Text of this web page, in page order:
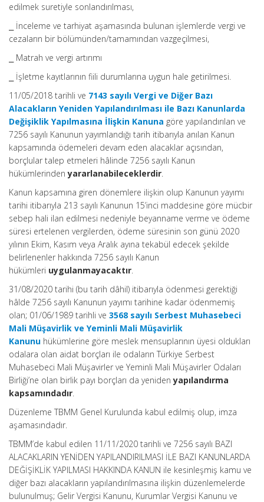
edilmek suretiyle sonlandırılması,
⎯ İnceleme ve tarhiyat aşamasında bulunan işlemlerde vergi ve
cezaların bir bölümünden/tamamından vazgeçilmesi,
⎯ Matrah ve vergi artırımı
⎯ İşletme kayıtlarının fiili durumlarına uygun hale getirilmesi.
11/05/2018 tarihli ve 7143 sayılı Vergi ve Diğer Bazı
Alacakların Yeniden Yapılandırılması ile Bazı Kanunlarda
Değişiklik Yapılmasına İlişkin Kanuna göre yapılandırılan ve
7256 sayılı Kanunun yayımlandığı tarih itibarıyla anılan Kanun
kapsamında ödemeleri devam eden alacaklar açısından,
borçlular talep etmeleri hâlinde 7256 sayılı Kanun
hükümlerindenyararlanabileceklerdir.
Kanun kapsamına giren dönemlere ilişkin olup Kanunun yayımı
tarihi itibarıyla 213 sayılı Kanunun 15’inci maddesine göre mücbir
sebep hali ilan edilmesi nedeniyle beyanname verme ve ödeme
süresi ertelenen vergilerden, ödeme süresinin son günü 2020
yılının Ekim, Kasım veya Aralık ayına tekabül edecek şekilde
belirlenenler hakkında 7256 sayılı Kanun
hükümleri uygulanmayacaktır.
31/08/2020 tarihi (bu tarih dâhil) itibarıyla ödenmesi gerektiği
hâlde 7256 sayılı Kanunun yayımı tarihine kadar ödenmemiş
olan; 01/06/1989 tarihli ve 3568 sayılı Serbest Muhasebeci
Mali Müşavirlik ve Yeminli Mali Müşavirlik
Kanunu hükümlerine göre meslek mensuplarının üyesi oldukları
odalara olan aidat borçları ile odaların Türkiye Serbest
Muhasebeci Mali Müşavirler ve Yeminli Mali Müşavirler Odaları
Birliği’ne olan birlik payı borçları da yenidenyapılandırma
kapsamındadır.
Düzenleme TBMM Genel Kurulunda kabul edilmiş olup, imza
aşamasındadır.
TBMM’de kabul edilen 11/11/2020 tarihli ve 7256 sayılı BAZI
ALACAKLARIN YENİDEN YAPILANDIRILMASI İLE BAZI KANUNLARDA
DEĞİŞİKLİK YAPILMASI HAKKINDA KANUN ile kesinleşmiş kamu ve
diğer bazı alacakların yapılandırılmasına ilişkin düzenlemelerde
bulunulmuş; Gelir Vergisi Kanunu, Kurumlar Vergisi Kanunu ve